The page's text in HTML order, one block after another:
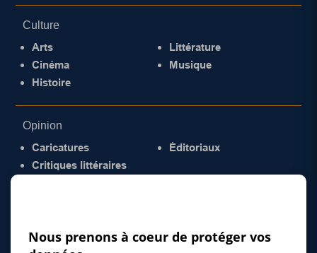
Culture
Arts
Cinéma
Histoire
Littérature
Musique
Opinion
Caricatures
Critiques littéraires
Éditoriaux
Nous prenons à coeur de protéger vos